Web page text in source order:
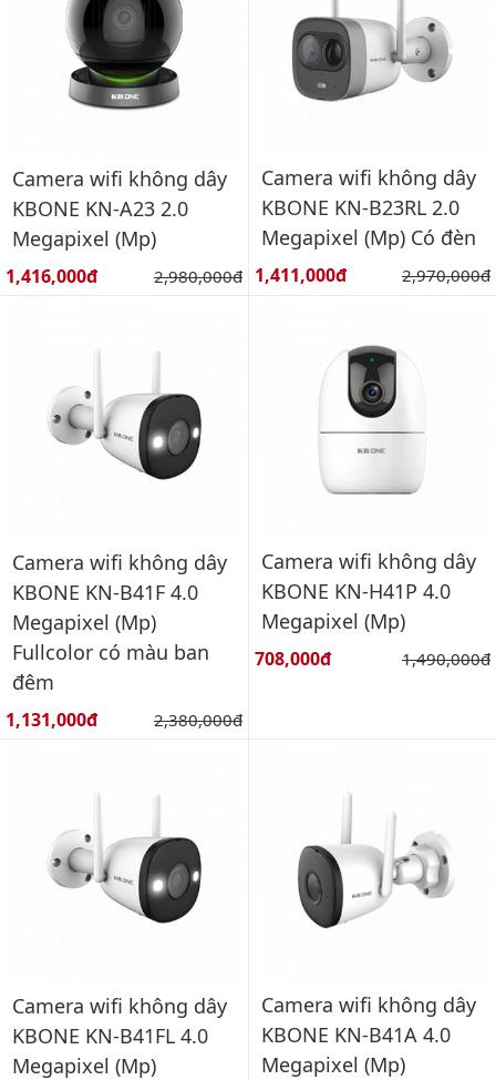
Camera wifi không dây
KBONE KN-A23 2.0
Megapixel (Mp)
Giá bán:
1,416,000đ Giá gốc:
2,980,000đ
Camera wifi không dây
KBONE KN-B23RL 2.0
Megapixel (Mp) Có đèn
Giá bán:
1,411,000đ Giá gốc:
2,970,000đ
Camera wifi không dây
KBONE KN-B41F 4.0
Megapixel (Mp)
Fullcolor có màu ban
đêm
Giá bán:
1,131,000đ Giá gốc:
2,380,000đ
Camera wifi không dây
KBONE KN-H41P 4.0
Megapixel (Mp)
Giá bán:
708,000đ Giá gốc:
1,490,000đ
Camera wifi không dây
KBONE KN-B41FL 4.0
Megapixel (Mp)
Camera wifi không dây
KBONE KN-B41A 4.0
Megapixel (Mp)